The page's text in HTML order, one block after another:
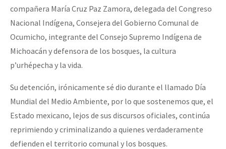
MULTIMEDIA
Audio
Fotorreportaje
Otras secciones
Semillero Guerra contra la Humanidad. (Las poblaciones y
la naturaleza bajo asedio)
Se o México sabe, que o mundo saiba! Nossas lutas pela
compañera María Cruz Paz Zamora, delegada del Congreso
Nacional Indígena, Consejera del Gobierno Comunal de
Ocumicho, integrante del Consejo Supremo Indígena de
Michoacán y defensora de los bosques, la cultura
p’urhépecha y la vida.
Su detención, irónicamente sé dio durante el llamado Día
Mundial del Medio Ambiente, por lo que sostenemos que, el
Estado mexicano, lejos de sus discursos oficiales, continúa
reprimiendo y criminalizando a quienes verdaderamente
defienden el territorio comunal y los bosques.